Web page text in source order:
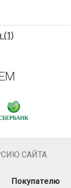
(1)
САЙТА
Покупателю